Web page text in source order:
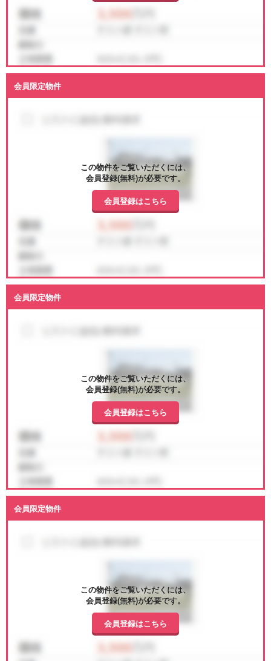
会員限定物件
この物件をご覧いただくには、
会員登録(無料)が必要です。
会員登録はこちら
会員限定物件
この物件をご覧いただくには、
会員登録(無料)が必要です。
会員登録はこちら
会員限定物件
この物件をご覧いただくには、
会員登録(無料)が必要です。
会員登録はこちら